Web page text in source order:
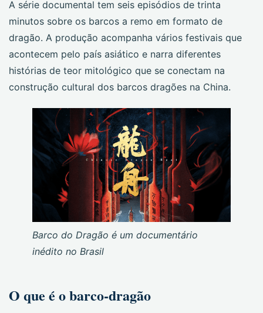
A série documental tem seis episódios de trinta
minutos sobre os barcos a remo em formato de
dragão. A produção acompanha vários festivais que
acontecem pelo país asiático e narra diferentes
histórias de teor mitológico que se conectam na
construção cultural dos barcos dragões na China.
Barco do Dragão é um documentário
inédito no Brasil
O que é o barco-dragão